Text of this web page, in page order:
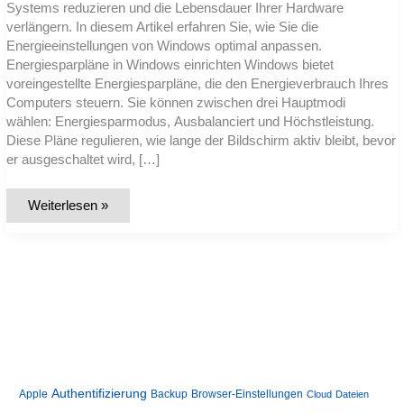
Systems reduzieren und die Lebensdauer Ihrer Hardware
verlängern. In diesem Artikel erfahren Sie, wie Sie die
Energieeinstellungen von Windows optimal anpassen.
Energiesparpläne in Windows einrichten Windows bietet
voreingestellte Energiesparpläne, die den Energieverbrauch Ihres
Computers steuern. Sie können zwischen drei Hauptmodi
wählen: Energiesparmodus, Ausbalanciert und Höchstleistung.
Diese Pläne regulieren, wie lange der Bildschirm aktiv bleibt, bevor
er ausgeschaltet wird, […]
Energie
Weiterlesen »
Apple Authentifizierung Backup Browser-Einstellungen Cloud Dateien